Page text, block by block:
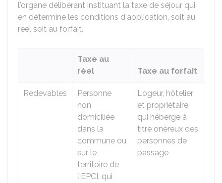
l'organe délibérant instituant la taxe de séjour qui
en détermine les conditions d'application, soit au
réel soit au forfait.
Taxe au
réel
Taxe au forfait
Redevables
Personne
non
domiciliée
dans la
commune ou
sur le
territoire de
l'EPCI, qui
Logeur, hôtelier
et propriétaire
qui héberge à
titre onéreux des
personnes de
passage